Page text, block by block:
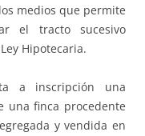
medios que permite
el tracto sucesivo
Hipotecaria.
a inscripción una
una finca procedente
y vendida en